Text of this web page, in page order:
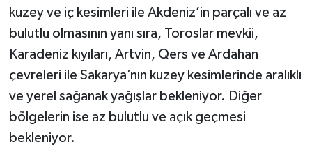
kuzey ve iç kesimleri ile Akdeniz’in parçalı ve az
bulutlu olmasının yanı sıra, Toroslar mevkii,
Karadeniz kıyıları, Artvin, Qers ve Ardahan
çevreleri ile Sakarya’nın kuzey kesimlerinde aralıklı
ve yerel sağanak yağışlar bekleniyor. Diğer
bölgelerin ise az bulutlu ve açık geçmesi
bekleniyor.